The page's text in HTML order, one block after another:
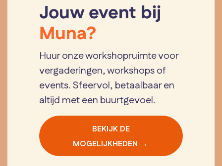
Jouw event bij
Muna?
Huur onze workshopruimte voor
vergaderingen, workshops of
events. Sfeervol, betaalbaar en
altijd met een buurtgevoel.
BEKIJK DE
MOGELIJKHEDEN →